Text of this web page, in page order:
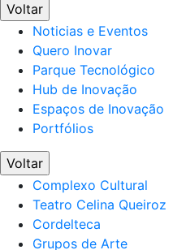
Voltar
Noticias e Eventos
Quero Inovar
Parque Tecnológico
Hub de Inovação
Espaços de Inovação
Portfólios
Voltar
Complexo Cultural
Teatro Celina Queiroz
Cordelteca
Grupos de Arte